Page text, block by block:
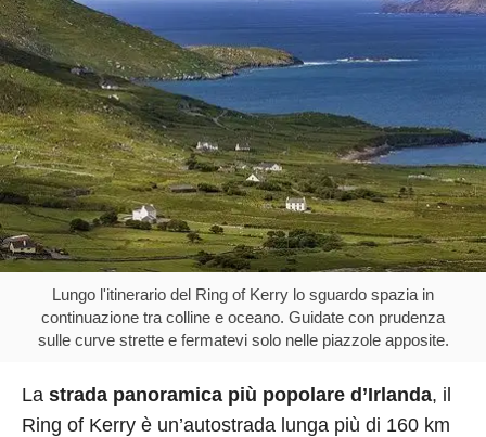
Lungo l'itinerario del Ring of Kerry lo sguardo spazia in
continuazione tra colline e oceano. Guidate con prudenza
sulle curve strette e fermatevi solo nelle piazzole apposite.
La strada panoramica più popolare d’Irlanda, il
Ring of Kerry è un’autostrada lunga più di 160 km